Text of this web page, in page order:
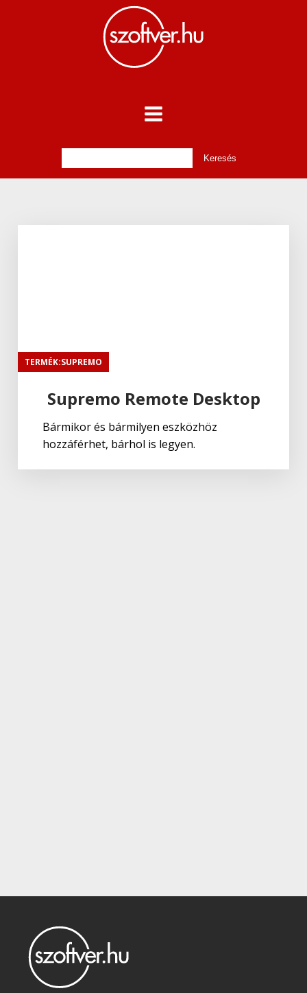
TERMÉK:SUPREMO
Supremo Remote Desktop
Bármikor és bármilyen eszközhöz
hozzáférhet, bárhol is legyen.